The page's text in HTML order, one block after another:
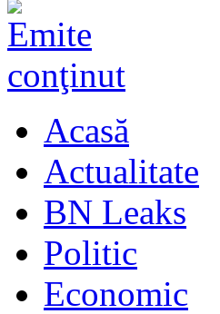
Acasă
Actualitate
BN Leaks
Politic
Economic